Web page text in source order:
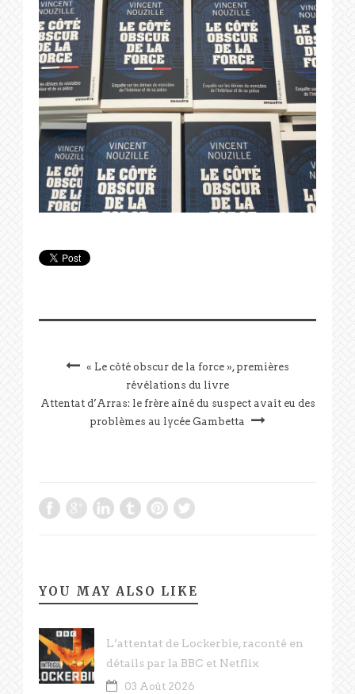
« Le côté obscur de la force », premières
révélations du livre
Attentat d’Arras: le frère aîné du suspect avait eu des
problèmes au lycée Gambetta
YOU MAY ALSO LIKE
L’attentat de Lockerbie, raconté en
détails par la BBC et Netflix
03 Août 2026